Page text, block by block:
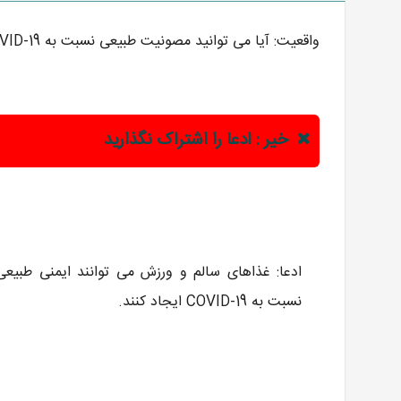
واقعیت: آیا می توانید مصونیت طبیعی نسبت به COVID-19 ایجاد کنید؟
خیر : ادعا را اشتراک نگذارید
ادعا: غذاهای سالم و ورزش می توانند ایمنی
نسبت به COVID-19 ایجاد کنند.